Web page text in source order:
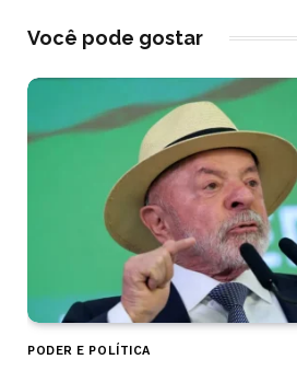
Você pode gostar
PODER E POLÍTICA